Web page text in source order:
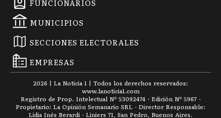
FUNCIONARIOS
MUNICIPIOS
SECCIONES ELECTORALES
EMPRESAS
2026 | La Noticia 1 | Todos los derechos reservados:
www.lanoticia1.com
Registro de Prop. Intelectual Nº 53092474 · Edición Nº 5967 -
Propietario: La Opinión Semanario SRL - Director Responsable:
Lidia Inés Berardi - Liniers 71, San Pedro, Buenos Aires.